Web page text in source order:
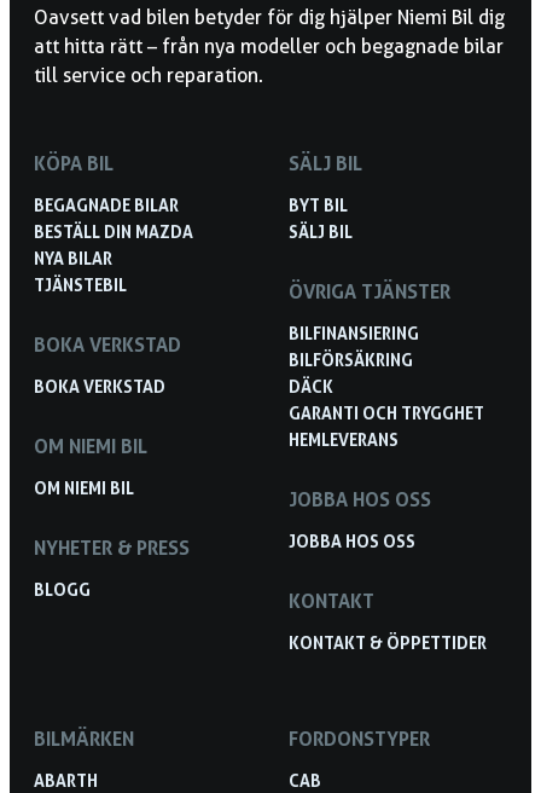
Oavsett vad bilen betyder för dig hjälper Niemi Bil dig
att hitta rätt – från nya modeller och begagnade bilar
till service och reparation.
KÖPA BIL
BEGAGNADE BILAR
BESTÄLL DIN MAZDA
NYA BILAR
TJÄNSTEBIL
BOKA VERKSTAD
BOKA VERKSTAD
OM NIEMI BIL
OM NIEMI BIL
NYHETER & PRESS
BLOGG
SÄLJ BIL
BYT BIL
SÄLJ BIL
ÖVRIGA TJÄNSTER
BILFINANSIERING
BILFÖRSÄKRING
DÄCK
GARANTI OCH TRYGGHET
HEMLEVERANS
JOBBA HOS OSS
JOBBA HOS OSS
KONTAKT
KONTAKT & ÖPPETTIDER
BILMÄRKEN
ABARTH
FORDONSTYPER
CAB